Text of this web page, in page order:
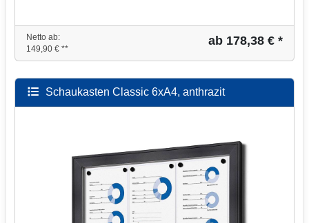
Netto ab:
149,90 € **
ab 178,38 € *
Schaukasten Classic 6xA4, anthrazit